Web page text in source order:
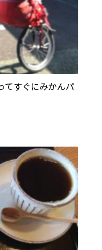
てすぐにみかんパ